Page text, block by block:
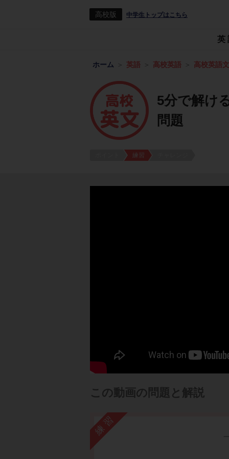
高校版 中学生トップはこちら
英
ホーム 英語 高校英語 高校英語
5分で解け
問題
練習
この動画の問題と解説
練習